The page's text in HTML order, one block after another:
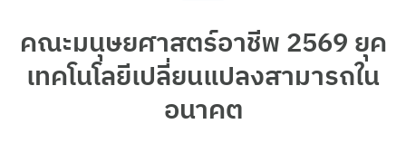
คณะมนุษยศาสตร์อาชีพ 2569 ยุค
เทคโนโลยีเปลี่ยนแปลงสามารถใน
อนาคต